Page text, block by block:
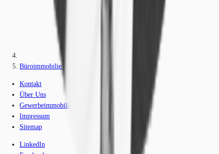
Büroimmobilie - Berlin, Mitte - B0900
Kontakt
Über Uns
Gewerbeimmobilien-Lexikon
Impressum
Sitemap
LinkedIn